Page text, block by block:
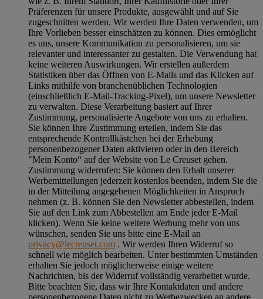
Präferenzen für unsere Produkte, ausgewählt und auf Sie
zugeschnitten werden. Wir werden Ihre Daten verwenden, um
Ihre Vorlieben besser einschätzen zu können. Dies ermöglicht
es uns, unsere Kommunikation zu personalisieren, um sie
relevanter und interessanter zu gestalten. Die Verwendung hat
keine weiteren Auswirkungen. Wir erstellen außerdem
Statistiken über das Öffnen von E-Mails und das Klicken auf
Links mithilfe von branchenüblichen Technologien
(einschließlich E-Mail-Tracking-Pixel), um unsere Newsletter
zu verwalten. Diese Verarbeitung basiert auf Ihrer
Zustimmung, personalisierte Angebote von uns zu erhalten.
Sie können Ihre Zustimmung erteilen, indem Sie das
entsprechende Kontrollkästchen bei der Erhebung
personenbezogener Daten aktivieren oder in den Bereich
"Mein Konto“ auf der Website von Le Creuset gehen.
Zustimmung widerrufen: Sie können den Erhalt unserer
Werbemitteilungen jederzeit kostenlos beenden, indem Sie die
in der Mitteilung angegebenen Möglichkeiten in Anspruch
nehmen (z. B. können Sie den Newsletter abbestellen, indem
Sie auf den Link zum Abbestellen am Ende jeder E-Mail
klicken). Wenn Sie keine weitere Werbung mehr von uns
wünschen, senden Sie uns bitte eine E-Mail an
privacy@lecreuset.com . Wir werden Ihren Widerruf so
schnell wie möglich bearbeiten. Unter bestimmten Umständen
erhalten Sie jedoch möglicherweise einige weitere
Nachrichten, bis der Widerruf vollständig verarbeitet wurde.
Bitte beachten Sie, dass wir Ihre Kontaktdaten und andere
personenbezogene Daten nicht zu Werbezwecken an andere